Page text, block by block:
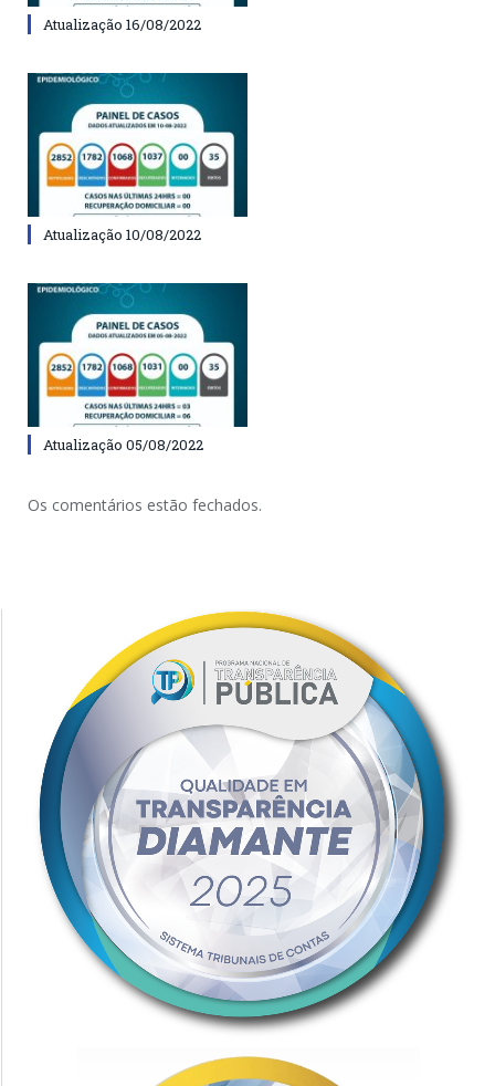
Atualização 16/08/2022
Atualização 10/08/2022
Atualização 05/08/2022
Os comentários estão fechados.